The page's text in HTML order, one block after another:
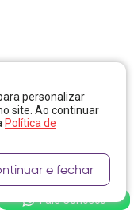
personalizar
site. Ao continuar
Política de
e fechar
Fale Conosco